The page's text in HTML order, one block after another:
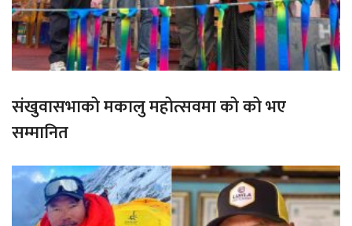
संखुवासभाको मकालु महोत्सवमा को को भए
सम्मानित